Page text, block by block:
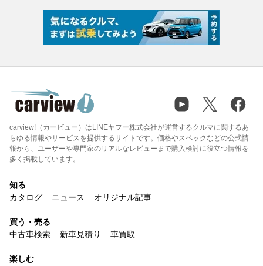
carview!（カービュー）はLINEヤフー株式会社が運営するクルマに関するあ
らゆる情報やサービスを提供するサイトです。価格やスペックなどの公式情
報から、ユーザーや専門家のリアルなレビューまで購入検討に役立つ情報を
多く掲載しています。
知る
カタログ
ニュース オリジナル記事
買う・売る
中古車検索
新車見積り 車買取
楽しむ